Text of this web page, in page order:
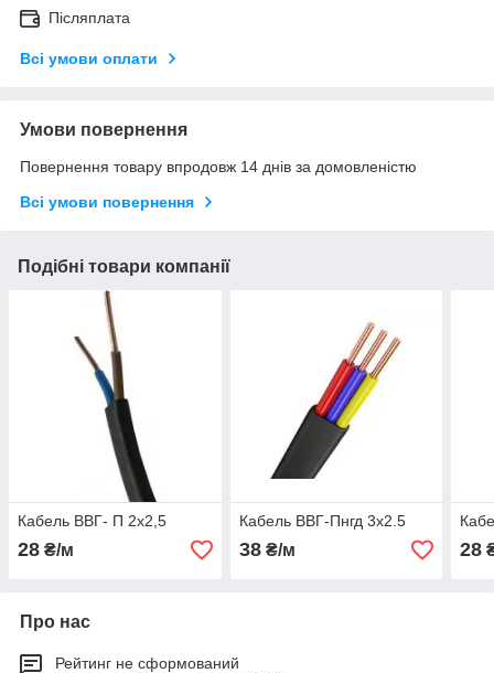
Післяплата
Всі умови оплати
Умови повернення
Повернення товару впродовж 14 днів за домовленістю
Всі умови повернення
Подібні товари компанії
Кабель ВВГ- П 2х2,5
28 ₴/м
Кабель ВВГ-Пнгд 3х2.5
38₴/м 28
Про нас
Рейтинг не сформований